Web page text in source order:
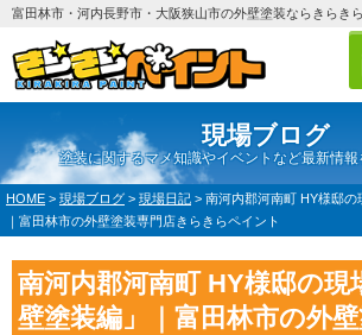
富田林市・河内長野市・大阪狭山市の外壁塗装ならきらき
現場ブログ
塗装に関するマメ知識やイベントなど最新情
HOME > 現場ブログ > 現場日記 > 南河内郡河南町 HY様邸
｜富田林市の外壁塗装専門店きらきらペイント
南河内郡河南町 HY様邸の
壁塗装編」｜富田林市の外